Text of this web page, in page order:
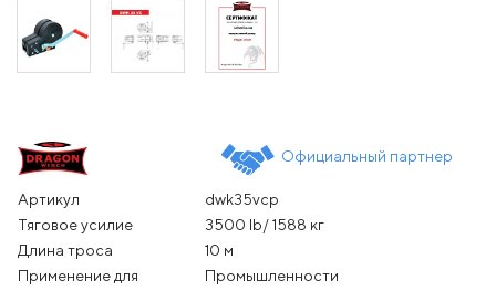
Официальный партнер
Артикул
dwk35vcp
Тяговое усилие
3500 lb/ 1588 кг
Длина троса
10 м
Применение для
Промышленности